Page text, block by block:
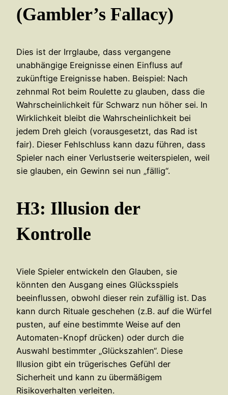
(Gambler’s Fallacy)
Dies ist der Irrglaube, dass vergangene
unabhängige Ereignisse einen Einfluss auf
zukünftige Ereignisse haben. Beispiel: Nach
zehnmal Rot beim Roulette zu glauben, dass die
Wahrscheinlichkeit für Schwarz nun höher sei. In
Wirklichkeit bleibt die Wahrscheinlichkeit bei
jedem Dreh gleich (vorausgesetzt, das Rad ist
fair). Dieser Fehlschluss kann dazu führen, dass
Spieler nach einer Verlustserie weiterspielen, weil
sie glauben, ein Gewinn sei nun „fällig“.
H3: Illusion der
Kontrolle
Viele Spieler entwickeln den Glauben, sie
könnten den Ausgang eines Glücksspiels
beeinflussen, obwohl dieser rein zufällig ist. Das
kann durch Rituale geschehen (z.B. auf die Würfel
pusten, auf eine bestimmte Weise auf den
Automaten-Knopf drücken) oder durch die
Auswahl bestimmter „Glückszahlen“. Diese
Illusion gibt ein trügerisches Gefühl der
Sicherheit und kann zu übermäßigem
Risikoverhalten verleiten.